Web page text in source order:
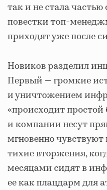
так и не стала частью
повестки
приходят уже после
Новиков разделил
Первый — громкие
и уничтожением
«происходит простой
и компании несут
мгновенно
тихие вторжения,
месяцами сидят в
ее как плацдарм для